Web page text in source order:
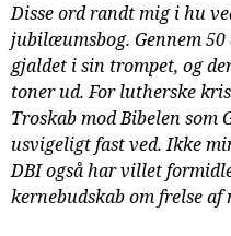
8.0:
Støt
KABB!
9.0:
Links
Næste
indlæg:
24:12
Et
julemagasin
Disse ord randt mig i hu
jubilæumsbog. Gennem
gjaldet i sin trompet, og
toner ud. For lutherske
Troskab mod Bibelen som
usvigeligt fast ved. Ikke
DBI også har villet
kernebudskab om frelse af